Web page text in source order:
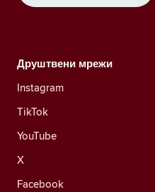
Друштвени мрежи
Instagram
TikTok
YouTube
X
Facebook